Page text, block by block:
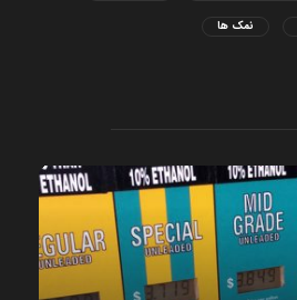
نمک ها